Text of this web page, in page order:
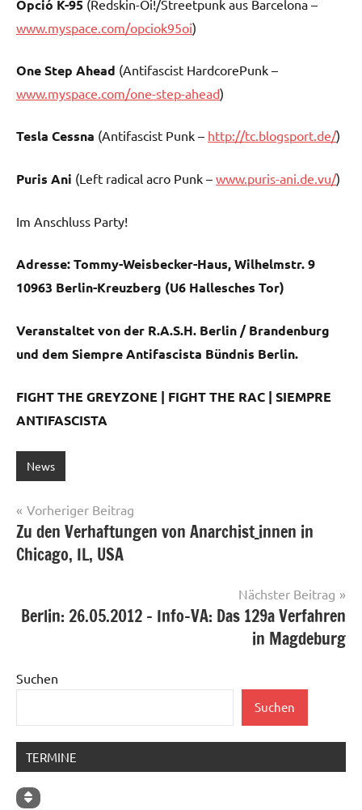
Opció K-95 (Redskin-Oi!/Streetpunk aus Barcelona –
www.myspace.com/opciok95oi)
One Step Ahead (Antifascist HardcorePunk –
www.myspace.com/one-step-ahead)
Tesla Cessna (Antifascist Punk – http://tc.blogsport.de/)
Puris Ani (Left radical acro Punk – www.puris-ani.de.vu/)
Im Anschluss Party!
Adresse:Tommy-Weisbecker-Haus, Wilhelmstr. 9
10963 Berlin-Kreuzberg (U6 Hallesches Tor)
Veranstaltet von der R.A.S.H. Berlin / Brandenburg
und dem Siempre Antifascista Bündnis Berlin.
FIGHT THE GREYZONE | FIGHT THE RAC | SIEMPRE
ANTIFASCISTA
News
Beitragsnavigation
Vorheriger Beitrag
Zu den Verhaftungen von Anarchist_innen in
Chicago, IL, USA
Nächster Beitrag
Berlin: 26.05.2012 – Info-VA: Das 129a Verfahren
in Magdeburg
Suchen
Suchen
TERMINE